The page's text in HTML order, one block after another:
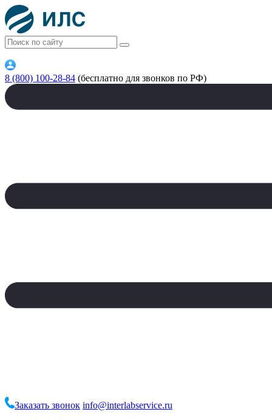
8 (800) 100-28-84 (бесплатно для звонков по РФ)
Заказать звонок info@interlabservice.ru